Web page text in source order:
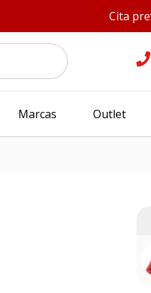
Cita
Marcas Outlet